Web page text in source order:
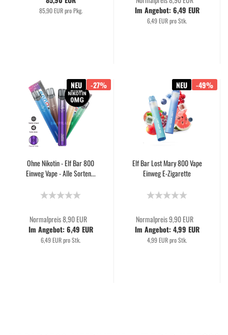
85,90 EUR pro Pkg.
Im Angebot: 6,49 EUR
6,49 EUR pro Stk.
NEU -27%
Ohne Nikotin - Elf Bar 800
Einweg Vape - Alle Sorten...
Normalpreis 8,90 EUR
Im Angebot: 6,49 EUR
6,49 EUR pro Stk.
NEU -49%
Elf Bar Lost Mary 800 Vape
Einweg E-Zigarette
Normalpreis 9,90 EUR
Im Angebot: 4,99 EUR
4,99 EUR pro Stk.